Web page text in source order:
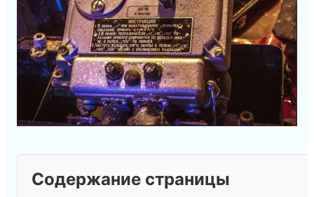
Содержание страницы